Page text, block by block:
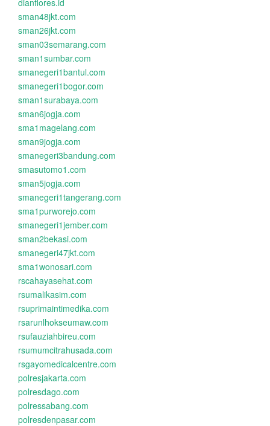
dianflores.id
sman48jkt.com
sman26jkt.com
sman03semarang.com
sman1sumbar.com
smanegeri1bantul.com
smanegeri1bogor.com
sman1surabaya.com
sman6jogja.com
sma1magelang.com
sman9jogja.com
smanegeri3bandung.com
smasutomo1.com
sman5jogja.com
smanegeri1tangerang.com
sma1purworejo.com
smanegeri1jember.com
sman2bekasi.com
smanegeri47jkt.com
sma1wonosari.com
rscahayasehat.com
rsumalikasim.com
rsuprimaintimedika.com
rsarunlhokseumaw.com
rsufauziahbireu.com
rsumumcitrahusada.com
rsgayomedicalcentre.com
polresjakarta.com
polresdago.com
polressabang.com
polresdenpasar.com